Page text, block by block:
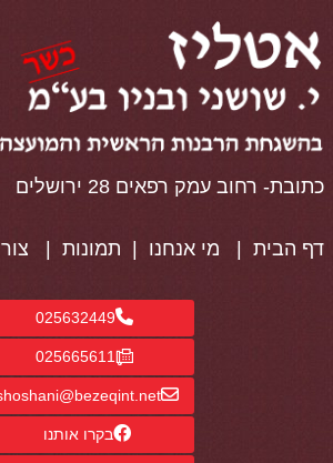
כתובת- רחוב עמק רפאים 28 ירושלים
דף הבית מי אנחנו תמונות
025632449
025665611
בקרו אותנו